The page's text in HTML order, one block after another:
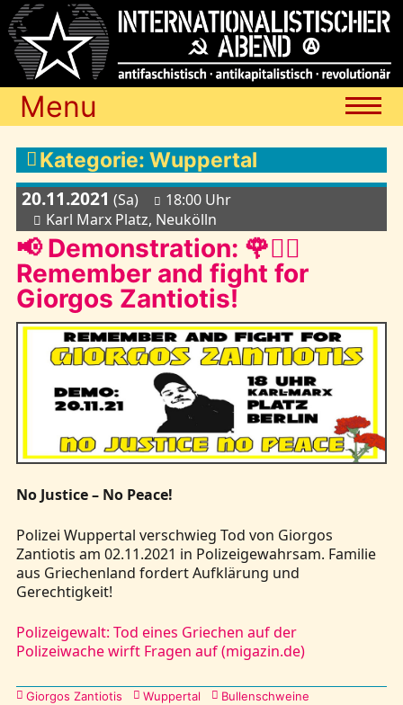
Menu
Termine
Blog
Media
Archiv
Links
Kontakt
Kategorie: Wuppertal
20.11.2021 (Sa)
18:00 Uhr
Karl Marx Platz, Neukölln
📢 Demonstration: 🌹✊🏽
Remember and fight for
Giorgos Zantiotis!
No Justice – No Peace!
Polizei Wuppertal verschwieg Tod von Giorgos
Zantiotis am 02.11.2021 in Polizeigewahrsam. Familie
aus Griechenland fordert Aufklärung und
Gerechtigkeit!
Polizeigewalt: Tod eines Griechen auf der
Polizeiwache wirft Fragen auf (migazin.de)
Kategorien
Giorgos Zantiotis Wuppertal
Bullenschweine